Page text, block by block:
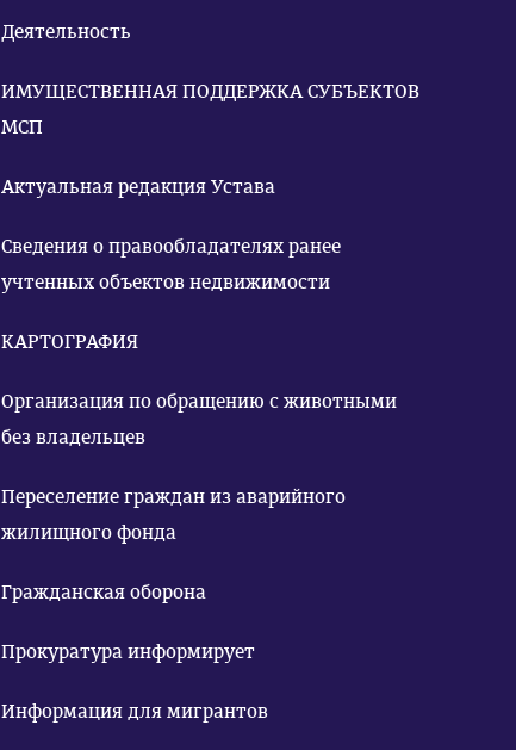
Деятельность
ИМУЩЕСТВЕННАЯ ПОДДЕРЖКА СУБЪЕКТОВ
МСП
Актуальная редакция Устава
Сведения о правообладателях ранее
учтенных объектов недвижимости
КАРТОГРАФИЯ
Организация по обращению с животными
без владельцев
Переселение граждан из аварийного
жилищного фонда
Гражданская оборона
Прокуратура информирует
Информация для мигрантов